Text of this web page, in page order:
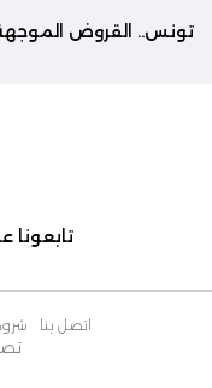
تونس.. القروض الموجهة
تابعونا
اتصل بنا